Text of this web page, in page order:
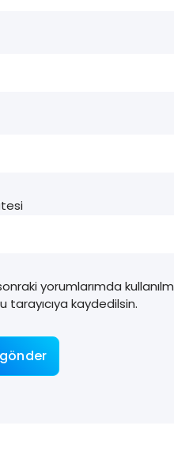
yorumlarımda
tarayıcıya kaydedilsin.